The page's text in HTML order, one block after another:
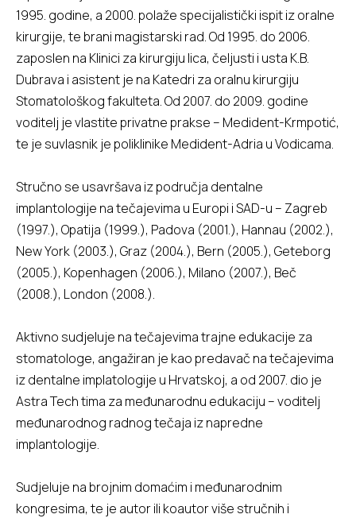
1995. godine, a 2000. polaže specijalistički ispit iz oralne
kirurgije, te brani magistarski rad. Od 1995. do 2006.
zaposlen na Klinici za kirurgiju lica, čeljusti i usta K.B.
Dubrava i asistent je na Katedri za oralnu kirurgiju
Stomatološkog fakulteta. Od 2007. do 2009. godine
voditelj je vlastite privatne prakse – Medident-Krmpotić,
te je suvlasnik je poliklinike Medident-Adria u Vodicama.
Stručno se usavršava iz područja dentalne
implantologije na tečajevima u Europi i SAD-u – Zagreb
(1997.), Opatija (1999.), Padova (2001.), Hannau (2002.),
New York (2003.), Graz (2004.), Bern (2005.), Geteborg
(2005.), Kopenhagen (2006.), Milano (2007.), Beč
(2008.), London (2008.).
Aktivno sudjeluje na tečajevima trajne edukacije za
stomatologe, angažiran je kao predavač na tečajevima
iz dentalne implatologije u Hrvatskoj, a od 2007. dio je
Astra Tech tima za međunarodnu edukaciju – voditelj
međunarodnog radnog tečaja iz napredne
implantologije.
Sudjeluje na brojnim domaćim i međunarodnim
kongresima, te je autor ili koautor više stručnih i